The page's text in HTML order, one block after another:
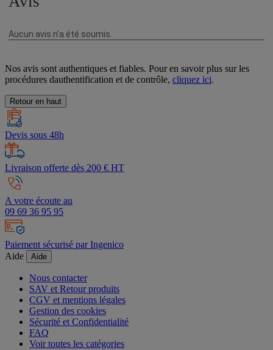
Nos avis sont authentiques et fiables. Pour en savoir plus sur les
procédures dauthentification et de contrôle, cliquez ici.
Retour en haut
Devis sous 48h
Livraison offerte dès 200 € HT
A votre écoute au
09 69 36 95 95
Paiement sécurisé par Ingenico
Aide
Aide
Nous contacter
SAV et Retour produits
CGV et mentions légales
Gestion des cookies
Sécurité et Confidentialité
FAQ
Voir toutes les catégories